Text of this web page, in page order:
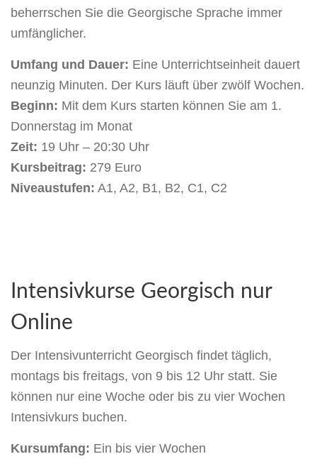
beherrschen Sie die Georgische Sprache immer
umfänglicher.
Umfang und Dauer: Eine Unterrichtseinheit dauert
neunzig Minuten. Der Kurs läuft über zwölf Wochen.
Beginn: Mit dem Kurs starten können Sie am 1.
Donnerstag im Monat
Zeit: 19 Uhr – 20:30 Uhr
Kursbeitrag: 279 Euro
Niveaustufen: A1, A2, B1, B2, C1, C2
Intensivkurse Georgisch nur
Online
Der Intensivunterricht Georgisch findet täglich,
montags bis freitags, von 9 bis 12 Uhr statt. Sie
können nur eine Woche oder bis zu vier Wochen
Intensivkurs buchen.
Kursumfang: Ein bis vier Wochen